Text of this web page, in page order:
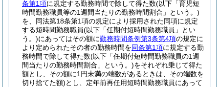
条第1項に規定する勤務時間で除して得た数(以下「育児短
時間勤務職員等の1週間当たりの勤務時間割合」という。)
を、同法第18条第1項の規定により採用された同項に規定
する短時間勤務職員(以下「任期付短時間勤務職員」とい
う。)にあってはその額に勤務時間条例第3条第4項の規定に
より定められたその者の勤務時間を同条第1項に規定する勤
務時間で除して得た数(以下「任期付短時間勤務職員の1週
間当たりの勤務時間割合」という。)をそれぞれ乗じて得た
額とし、その額に1円未満の端数があるときは、その端数を
切り捨てた額)とし、定年前再任用短時間勤務職員にあって